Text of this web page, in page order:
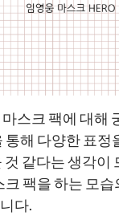
스크 팩에 대해
통해 다양한 표정
것 같다는 생각이
크 팩을 하는 모
다.